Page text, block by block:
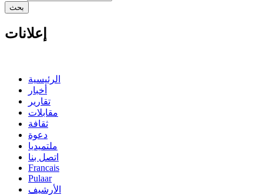
إعلانات
الرئيسية
أخبار
تقارير
مقابلات
ثقافة
دعوة
ملتميديا
اتصل بنا
Francais
Pulaar
الأرشيف